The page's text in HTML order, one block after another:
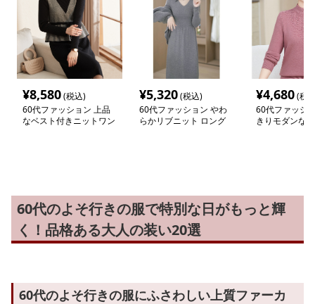
¥8,580(税込)
60代ファッション 上品
なベスト付きニットワン
¥5,320(税込)
60代ファッション やわ
らかリブニット ロング
¥4,680(税
60代ファッシ
きりモダンな
60代のよそ行きの服で特別な日がもっと輝
く！品格ある大人の装い20選
60代のよそ行きの服にふさわしい上質ファーカ